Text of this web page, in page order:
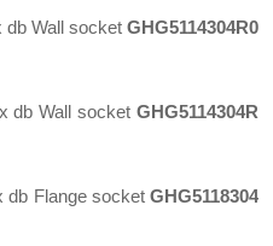
db Wall socket GHG5114304R0
db Wall socket GHG5114304R
db Flange socket GHG5118304